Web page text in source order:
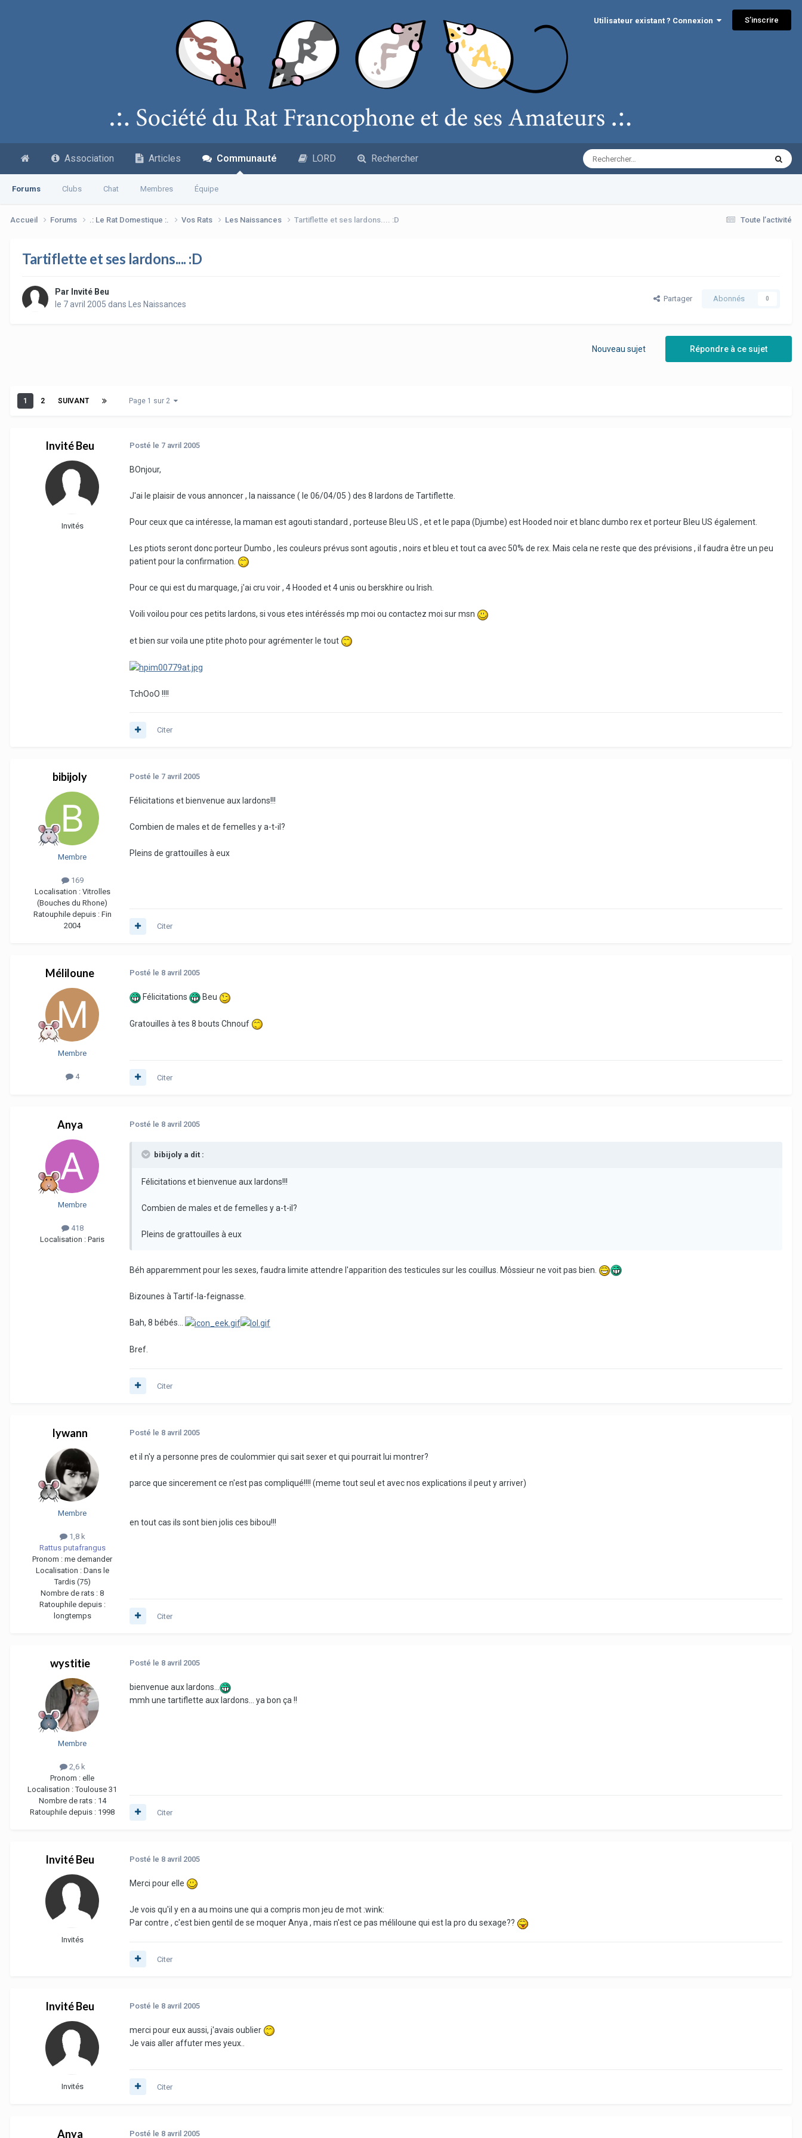
Utilisateur existant ? Connexion S’inscrire
Association Articles Communauté
Forums Clubs Chat Membres Équipe
LORD Rechercher
Toute l’activité
Accueil Forums .: Le Rat Domestique :. Vos Rats Les Naissances Tartiflette et ses lardons.... :D
Tartiflette et ses lardons.... :D
Par Invité Beu
le 7 avril 2005 dans Les Naissances
Partager Abonnés 0
Répondre à ce sujet
Nouveau sujet
1 2 SUIVANT Page 1 sur 2
Invité Beu
Invités
Posté le 7 avril 2005
BOnjour,
J'ai le plaisir de vous annoncer , la naissance ( le 06/04/05 ) des 8 lardons de Tartiflette.
Pour ceux que ca intéresse, la maman est agouti standard , porteuse Bleu US , et et le papa (Djumbe) est Hooded noir et blanc dumbo rex et porteur Bleu US également.
Les ptiots seront donc porteur Dumbo , les couleurs prévus sont agoutis , noirs et bleu et tout ca avec 50% de rex. Mais cela ne reste que des prévisions , il faudra être un peu
patient pour la confirmation.
Pour ce qui est du marquage, j'ai cru voir , 4 Hooded et 4 unis ou berskhire ou Irish.
Voili voilou pour ces petits lardons, si vous etes intéréssés mp moi ou contactez moi sur msn
et bien sur voila une ptite photo pour agrémenter le tout
TchOoO !!!!
Citer
bibijoly
Membre
169
Localisation : Vitrolles
(Bouches du Rhone)
Ratouphile depuis : Fin
2004
Posté le 7 avril 2005
Félicitations et bienvenue aux lardons!!!
Combien de males et de femelles y a-t-il?
Pleins de grattouilles à eux
Citer
Méliloune
Membre
4
Posté le 8 avril 2005
Félicitations Beu
Gratouilles à tes 8 bouts Chnouf
Citer
Anya
Membre
418
Localisation : Paris
Posté le 8 avril 2005
bibijoly a dit :
Félicitations et bienvenue aux lardons!!!
Combien de males et de femelles y a-t-il?
Pleins de grattouilles à eux
Béh apparemment pour les sexes, faudra limite attendre l'apparition des testicules sur les couillus. Môssieur ne voit pas bien.
Bizounes à Tartif-la-feignasse.
Bah, 8 bébés...
Bref.
Citer
lywann
Membre
1,8 k
Rattus putafrangus
Pronom : me demander
Localisation : Dans le
Tardis (75)
Nombre de rats : 8
Ratouphile depuis :
longtemps
Posté le 8 avril 2005
et il n'y a personne pres de coulommier qui sait sexer et qui pourrait lui montrer?
parce que sincerement ce n'est pas compliqué!!!! (meme tout seul et avec nos explications il peut y arriver)
en tout cas ils sont bien jolis ces bibou!!!
Citer
wystitie
Membre
2,6 k
Pronom : elle
Localisation :Toulouse 31
Nombre de rats : 14
Ratouphile depuis : 1998
Posté le 8 avril 2005
bienvenue aux lardons...
mmh une tartiflette aux lardons... ya bon ça !!
Citer
Invité Beu
Invités
Posté le 8 avril 2005
Merci pour elle
Je vois qu'il y en a au moins une qui a compris mon jeu de mot :wink:
Par contre , c'est bien gentil de se moquer Anya , mais n'est ce pas méliloune qui est la pro du sexage??
Citer
Invité Beu
Invités
Posté le 8 avril 2005
merci pour eux aussi, j'avais oublier
Je vais aller affuter mes yeux..
Citer
Anya Posté le 8 avril 2005